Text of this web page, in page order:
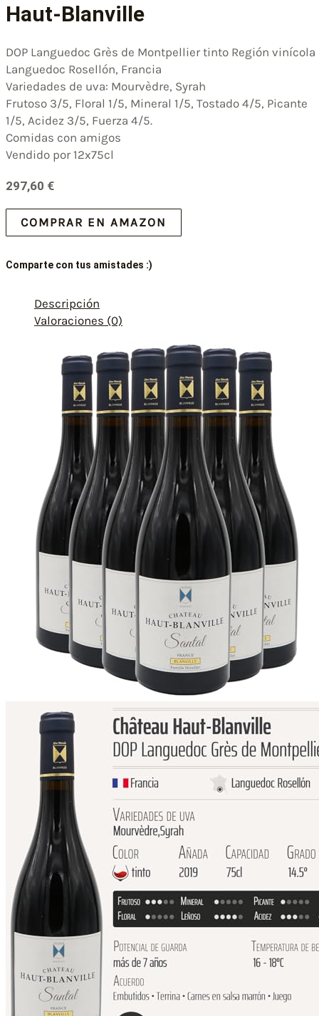
Haut-Blanville
DOP Languedoc Grès de Montpellier tinto Región vinícola
Languedoc Rosellón, Francia
Variedades de uva: Mourvèdre, Syrah
Frutoso 3/5, Floral 1/5, Mineral 1/5, Tostado 4/5, Picante
1/5, Acidez 3/5, Fuerza 4/5.
Comidas con amigos
Vendido por 12x75cl
297,60 €
COMPRAR EN AMAZON
Comparte con tus amistades :)
Descripción
Valoraciones (0)